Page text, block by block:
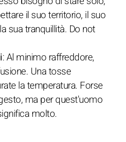
il suo territorio, il suo
sua tranquillità. Do not
: Al minimo raffreddore,
Una tosse
la temperatura. Forse
ma per quest'uomo
molto.